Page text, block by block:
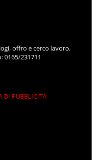
offro e cerco lavoro,
0165/231711
DI PUBBLICITÀ